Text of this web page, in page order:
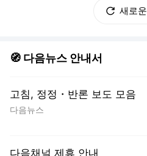
새로운
🧭 다음뉴스 안내서
고침, 정정・반론 보도 모음
다음뉴스
다음채널 제휴 안내